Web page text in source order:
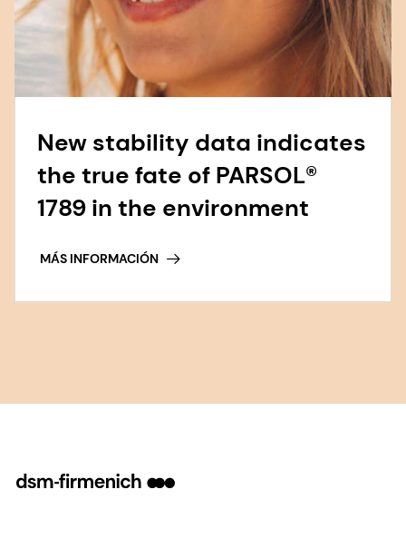
New stability data indicates
the true fate of PARSOL®
1789 in the environment
MÁS INFORMACIÓN